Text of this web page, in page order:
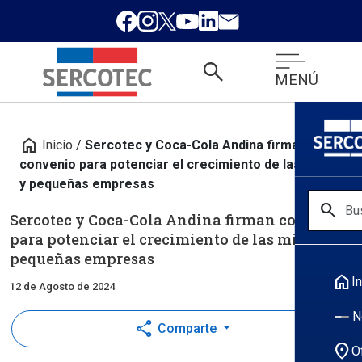
search MENÚ
search
home
location_on
home Inicio / Sercotec y Coca-Cola Andina firman
convenio para potenciar el crecimiento de las micro
y pequeñas empresas
Sercotec y Coca-Cola Andina firman convenio
para potenciar el crecimiento de las micro y
pequeñas empresas
12 de Agosto de 2024
share Comparte